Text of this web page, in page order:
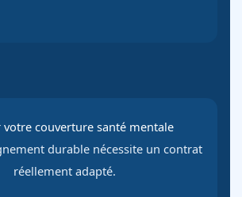
votre couverture santé mentale
durable nécessite un contrat
réellement adapté.